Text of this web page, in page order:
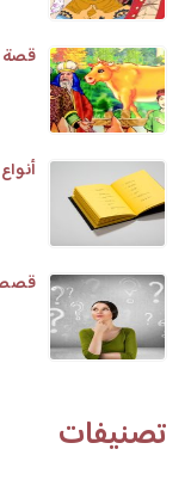
قصة
قصص
تصنيفات